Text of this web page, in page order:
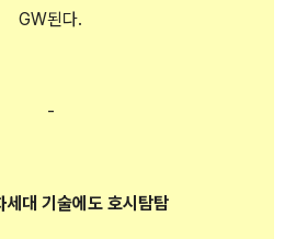
GW된다.
-
세대 기술에도 호시탐탐